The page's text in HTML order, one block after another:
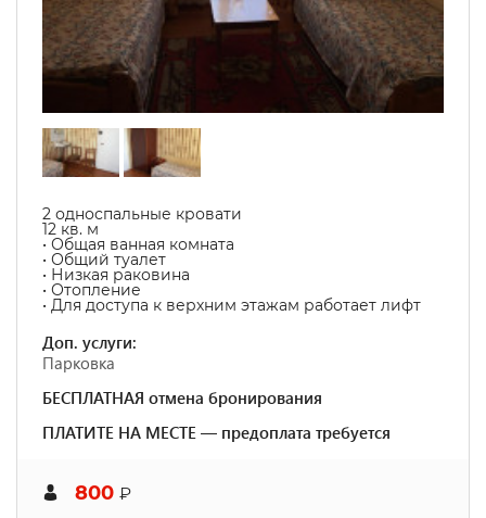
2 односпальные кровати
12 кв. м
• Общая ванная комната
• Общий туалет
• Низкая раковина
• Отопление
• Для доступа к верхним этажам работает лифт
Доп. услуги:
Парковка
БЕСПЛАТНАЯ отмена бронирования
ПЛАТИТЕ НА МЕСТЕ — предоплата требуется
800 ₽